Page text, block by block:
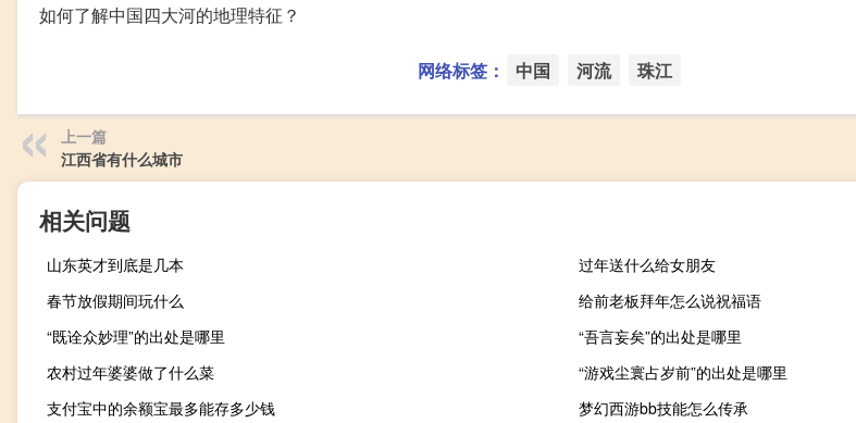
如何了解中国四大河的地理特征？
网络标签： 中国 河流 珠江
上一篇
江西省有什么城市
相关问题
山东英才到底是几本
过年送什么给女朋友
春节放假期间玩什么
给前老板拜年怎么说祝福语
“既诠众妙理”的出处是哪里
“吾言妄矣”的出处是哪里
农村过年婆婆做了什么菜
“游戏尘寰占岁前”的出处是哪里
支付宝中的余额宝最多能存多少钱
梦幻西游bb技能怎么传承